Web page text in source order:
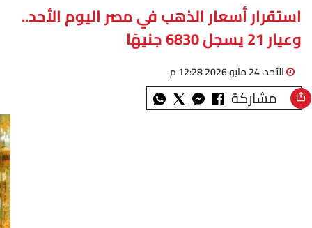
استقرار أسعار الذهب في مصر اليوم الأحد..
وعيار 21 يسجل 6830 جنيهًا
الأحد، 24 مايو 2026 12:28 م
مشاركة